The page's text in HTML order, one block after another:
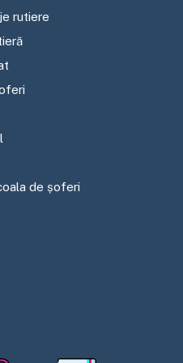
rutiere
de șoferi